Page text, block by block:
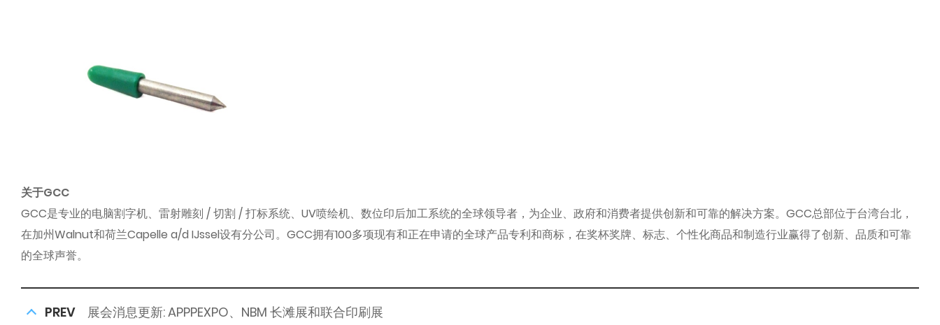
关于GCC
GCC是专业的电脑割字机、雷射雕刻 / 切割 / 打标系统、UV喷绘机、数位印后加工系统的全球领导者，为企业、政府和消费者提供创新和可靠的解决方案。GCC总部位于台湾台北，
在加州Walnut和荷兰Capelle a/d IJssel设有分公司。GCC拥有100多项现有和正在申请的全球产品专利和商标，在奖杯奖牌、标志、个性化商品和制造行业赢得了创新、品质和可靠
的全球声誉。
PREV 展会消息更新: APPPEXPO、NBM 长滩展和联合印刷展